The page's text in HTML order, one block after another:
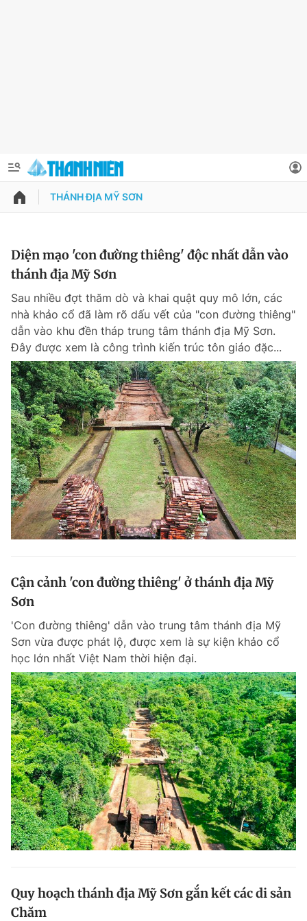
QUẢNG CÁO
Chuyên mục khác
Chào ngày mới Tin 24h
Tin thị trường Tin 360
Video Magazine
Sản phẩm khác
Tiện ích Bạn cần biết
Đọc Thanh Niên trên điện thoại
Theo dõi báo trên
Hotline
0906 645 777
Liên hệ quảng cáo
0908 780 404
Đặt báo Quảng cáo RSS Tòa soạn Chính sách bảo
Phó tổng biên tập: Lâm Hiếu Dũng
Phó tổng biên tập: Trần Việt Hưng
Tổng thư ký tòa soạn: Đức Trung
Thông tin tài khoản
Đổi mật khẩu
Tin đã lưu
Tin đã xem
Đăng xuất
THÁNH ĐỊA MỸ SƠN
Diện mạo 'con đường thiêng' độc nhất dẫn vào
thánh địa Mỹ Sơn
Sau nhiều đợt thăm dò và khai quật quy mô lớn, các
nhà khảo cổ đã làm rõ dấu vết của "con đường thiêng"
dẫn vào khu đền tháp trung tâm thánh địa Mỹ Sơn.
Đây được xem là công trình kiến trúc tôn giáo đặc...
Cận cảnh 'con đường thiêng' ở thánh địa Mỹ
Sơn
'Con đường thiêng' dẫn vào trung tâm thánh địa Mỹ
Sơn vừa được phát lộ, được xem là sự kiện khảo cổ
học lớn nhất Việt Nam thời hiện đại.
Quy hoạch thánh địa Mỹ Sơn gắn kết các di sản
Chăm